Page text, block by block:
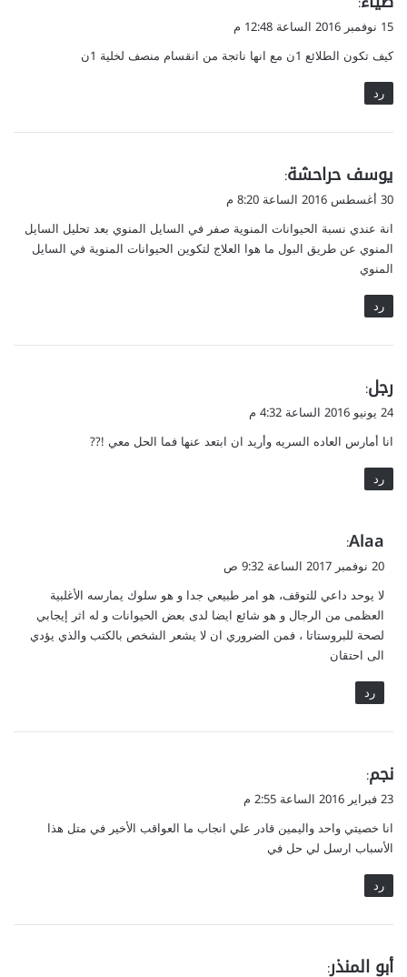
ق
ل
15 نوفمبر 2016 الساعة 12:48 م
كيف تكون الطلائع 1ن مع انها ناتجة من انقسام منصف لخلية 1ن
رد
ي
ق
ل
يوسف حراحشة:
30 أغسطس 2016 الساعة 8:20 م
انة عندي نسبة الحيوانات المنوية صفر في السايل المنوي بعد تحليل السايل
المنوي عن طريق البول ما هوا العلاج لتكوين الحيوانات المنوية في السايل
المنوي
رد
ي
ق
ل
رجل:
24 يونيو 2016 الساعة 4:32 م
انا أمارس العاده السريه وأريد ان ابتعد عنها فما الحل معي !??
رد
ي
ق
ل
Alaa
:
20 نوفمبر 2017 الساعة 9:32 ص
لا يوحد داعي للتوقف، هو امر طبيعي جدا و هو سلوك يمارسه الأغلبية
العظمى من الرجال و هو شائع ايضا لدى بعض الحيوانات و له اثر إيجابي
لصحة للبروستاتا ، فمن الضروري ان لا يشعر الشخص بالكتب والذي يؤدي
الى احتقان
رد
ي
ق
ل
نجم:
23 فبراير 2016 الساعة 2:55 م
انا خصيتي واحد واليمين قادر علي انجاب ما العواقب الأخير في متل هذا
الأسباب ارسل لي حل في
رد
يأبو المنذر: